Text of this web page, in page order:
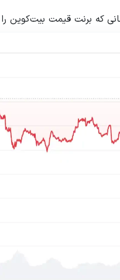
که برنت قیمت بیت‌کوین